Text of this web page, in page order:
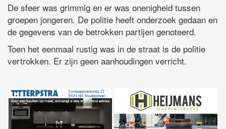
De sfeer was grimmig en er was onenigheid tussen
groepen jongeren. De politie heeft onderzoek gedaan en
de gegevens van de betrokken partijen genoteerd.
Toen het eenmaal rustig was in de straat is de politie
vertrokken. Er zijn geen aanhoudingen verricht.